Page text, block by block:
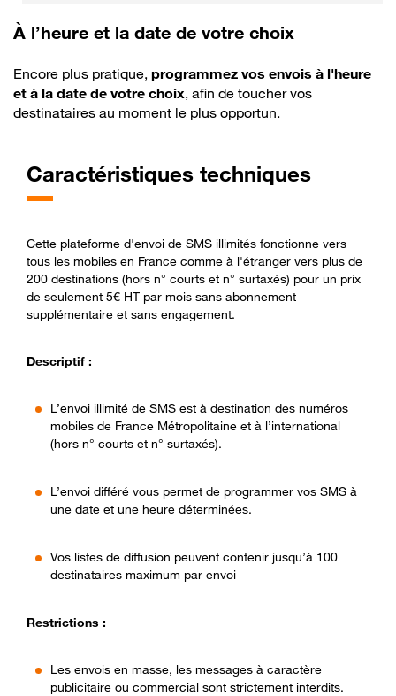
À l’heure et la date de votre choix
Description
Encore plus pratique, programmez vos envois à l'heure
et à la date de votre choix, afin de toucher vos
destinataires au moment le plus opportun.
Caractéristiques techniques
Cette plateforme d'envoi de SMS illimités fonctionne vers
tous les mobiles en France comme à l'étranger vers plus de
200 destinations (hors n° courts et n° surtaxés) pour un prix
de seulement 5€ HT par mois sans abonnement
supplémentaire et sans engagement.
Descriptif :
L’envoi illimité de SMS est à destination des numéros
mobiles de France Métropolitaine et à l’international
(hors n° courts et n° surtaxés).
L’envoi différé vous permet de programmer vos SMS à
une date et une heure déterminées.
Vos listes de diffusion peuvent contenir jusqu’à 100
destinataires maximum par envoi
Restrictions :
Les envois en masse, les messages à caractère
publicitaire ou commercial sont strictement interdits.